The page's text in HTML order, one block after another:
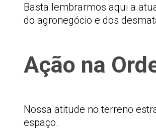
Basta lembrarmos aqui a
do agronegócio e dos
Ação na
Nossa atitude no terreno
espaço.